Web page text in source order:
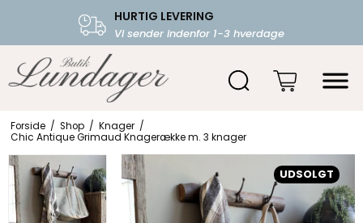
HURTIG LEVERING
Vi sender indenfor 1-3 hverdage
FRI FRAGT OVER 599.-
Starter fra 39,-
Forside / Shop / Knager /
Chic Antique Grimaud Knagerække m. 3 knager
UDSOLGT